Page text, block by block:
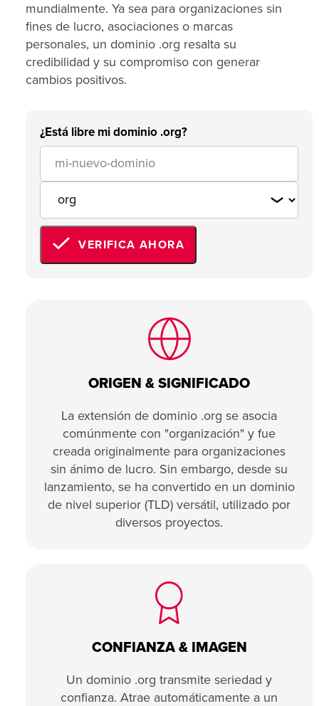
mundialmente. Ya sea para organizaciones sin
fines de lucro, asociaciones o marcas
personales, un dominio .org resalta su
credibilidad y su compromiso con generar
cambios positivos.
¿Está libre mi dominio .org?
VERIFICA AHORA
ORIGEN & SIGNIFICADO
La extensión de dominio .org se asocia
comúnmente con "organización" y fue
creada originalmente para organizaciones
sin ánimo de lucro. Sin embargo, desde su
lanzamiento, se ha convertido en un dominio
de nivel superior (TLD) versátil, utilizado por
diversos proyectos.
CONFIANZA & IMAGEN
Un dominio .org transmite seriedad y
confianza. Atrae automáticamente a un